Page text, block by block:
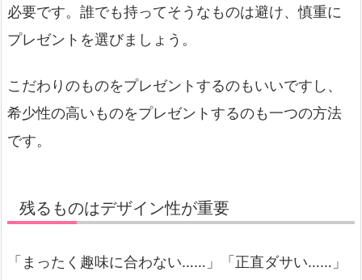
必要です。誰でも持ってそうなものは避け、慎重に
プレゼントを選びましょう。
こだわりのものをプレゼントするのもいいですし、
希少性の高いものをプレゼントするのも一つの方法
です。
残るものはデザイン性が重要
「まったく趣味に合わない……」「正直ダサい……」